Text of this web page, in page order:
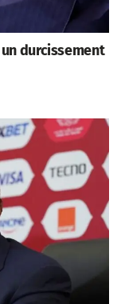
un durcissement